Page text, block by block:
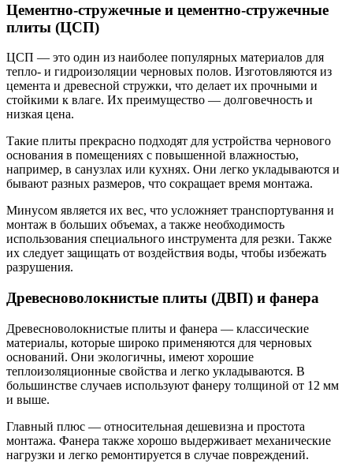
Цементно-стружечные и цементно-стружечные
плиты (ЦСП)
ЦСП — это один из наиболее популярных материалов для
тепло- и гидроизоляции черновых полов. Изготовляются из
цемента и древесной стружки, что делает их прочными и
стойкими к влаге. Их преимущество — долговечность и
низкая цена.
Такие плиты прекрасно подходят для устройства чернового
основания в помещениях с повышенной влажностью,
например, в санузлах или кухнях. Они легко укладываются и
бывают разных размеров, что сокращает время монтажа.
Минусом является их вес, что усложняет транспортування и
монтаж в больших объемах, а также необходимость
использования специального инструмента для резки. Также
их следует защищать от воздействия воды, чтобы избежать
разрушения.
Древесноволокнистые плиты (ДВП) и фанера
Древесноволокнистые плиты и фанера — классические
материалы, которые широко применяются для черновых
оснований. Они экологичны, имеют хорошие
теплоизоляционные свойства и легко укладываются. В
большинстве случаев используют фанеру толщиной от 12 мм
и выше.
Главный плюс — относительная дешевизна и простота
монтажа. Фанера также хорошо выдерживает механические
нагрузки и легко ремонтируется в случае повреждений.